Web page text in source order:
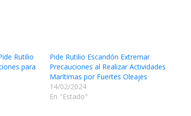
Rutilio
para
Pide Rutilio Escandón Extremar
Precauciones al Realizar Actividades
Marítimas por Fuertes Oleajes
14/02/2024
En "Estado"